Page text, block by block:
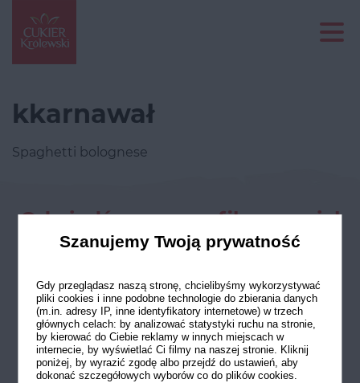
kkarnawał
Spaghetti bolognese
Odwiedź nasze profile w social
mediach
Szanujemy Twoją prywatność
Gdy przeglądasz naszą stronę, chcielibyśmy wykorzystywać
pliki cookies i inne podobne technologie do zbierania danych
(m.in. adresy IP, inne identyfikatory internetowe) w trzech
głównych celach: by analizować statystyki ruchu na stronie,
by kierować do Ciebie reklamy w innych miejscach w
internecie, by wyświetlać Ci filmy na naszej stronie. Kliknij
poniżej, by wyrazić zgodę albo przejdź do ustawień, aby
dokonać szczegółowych wyborów co do plików cookies.